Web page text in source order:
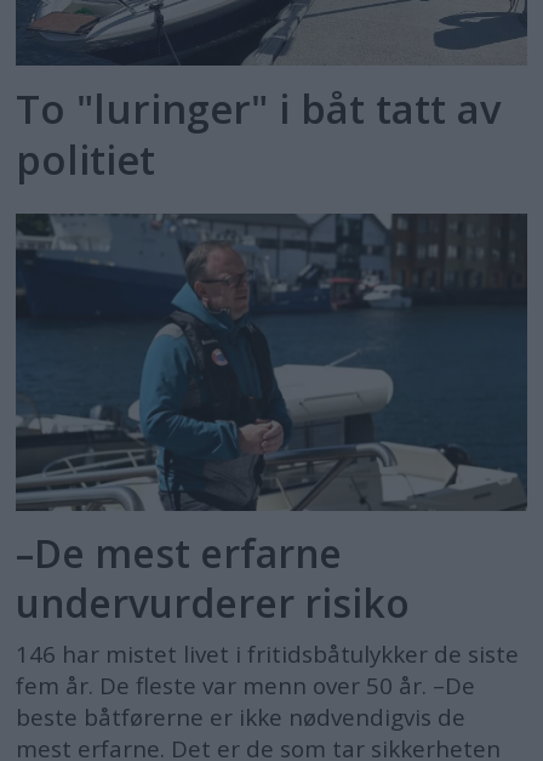
To "luringer" i båt tatt av
politiet
–De mest erfarne
undervurderer risiko
146 har mistet livet i fritidsbåtulykker de siste
fem år. De fleste var menn over 50 år. –De
beste båtførerne er ikke nødvendigvis de
mest erfarne. Det er de som tar sikkerheten